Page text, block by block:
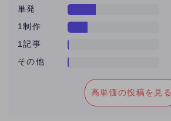
単発
1制作
1記事
その他
高単価の投稿を見る